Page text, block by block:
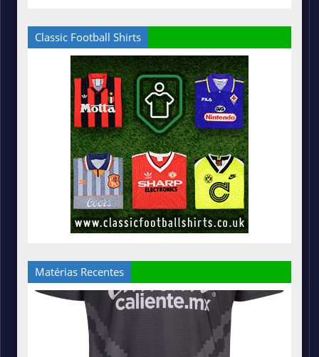
Classic Football Shirts
Matérias Recentes